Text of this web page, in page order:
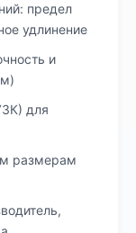
предел
удлинение
и
для
размерам